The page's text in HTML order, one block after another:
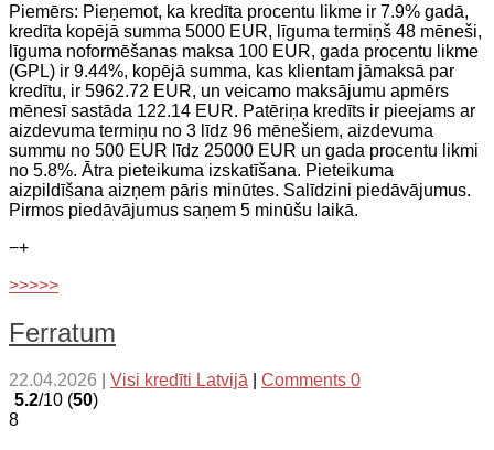
Piemērs: Pieņemot, ka kredīta procentu likme ir 7.9% gadā,
kredīta kopējā summa 5000 EUR, līguma termiņš 48 mēneši,
līguma noformēšanas maksa 100 EUR, gada procentu likme
(GPL) ir 9.44%, kopējā summa, kas klientam jāmaksā par
kredītu, ir 5962.72 EUR, un veicamo maksājumu apmērs
mēnesī sastāda 122.14 EUR. Patēriņa kredīts ir pieejams ar
aizdevuma termiņu no 3 līdz 96 mēnešiem, aizdevuma
summu no 500 EUR līdz 25000 EUR un gada procentu likmi
no 5.8%. Ātra pieteikuma izskatīšana. Pieteikuma
aizpildīšana aizņem pāris minūtes. Salīdzini piedāvājumus.
Pirmos piedāvājumus saņem 5 minūšu laikā.
−+
>>>>>
Ferratum
22.04.2026 Visi kredīti Latvijā
Comments 0
5.2/10 (50)
8